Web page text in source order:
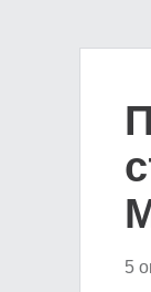
5